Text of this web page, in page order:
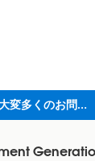
ただいま大変多くのお問い合わせをいただいており、ご連絡までにお時間を頂戴しております